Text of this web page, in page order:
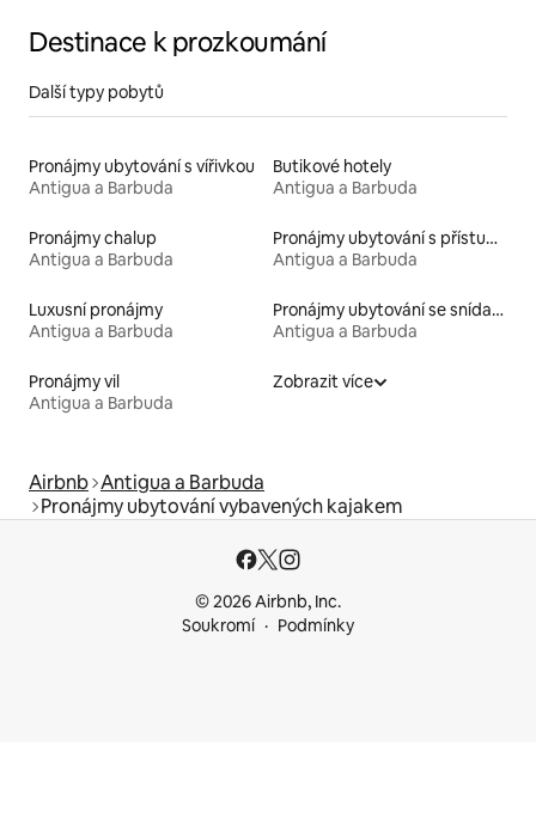
Destinace k prozkoumání
Další typy pobytů
Pronájmy ubytování s vířivkou
Antigua a Barbuda
Butikové hotely
Antigua a Barbuda
Pronájmy chalup
Antigua a Barbuda
Pronájmy ubytování s přístupem na pláž
Antigua a Barbuda
Luxusní pronájmy
Antigua a Barbuda
Pronájmy ubytování se snídaní
Antigua a Barbuda
Pronájmy vil
Antigua a Barbuda
Zobrazit více
Airbnb Antigua a Barbuda
Pronájmy ubytování vybavených kajakem
© 2026 Airbnb, Inc.
Soukromí
Podmínky